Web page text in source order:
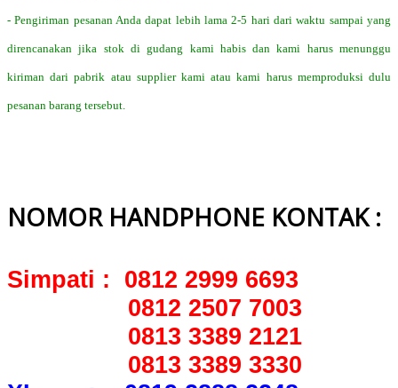
- Pengiriman pesanan Anda dapat lebih lama 2-5 hari dari waktu sampai yang
direncanakan jika stok di gudang kami habis dan kami harus menunggu
kiriman dari pabrik atau supplier kami atau kami harus memproduksi dulu
pesanan barang tersebut.
NOMOR HANDPHONE KONTAK :
Simpati : 0812 2999 6693
0812 2507 7003
0813 3389 2121
0813 3389 3330